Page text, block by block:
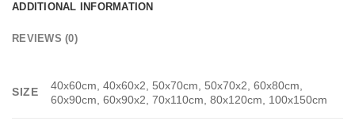
ADDITIONAL INFORMATION
REVIEWS (0)
SIZE
40x60cm, 40x60x2, 50x70cm, 50x70x2, 60x80cm,
60x90cm, 60x90x2, 70x110cm, 80x120cm, 100x150cm